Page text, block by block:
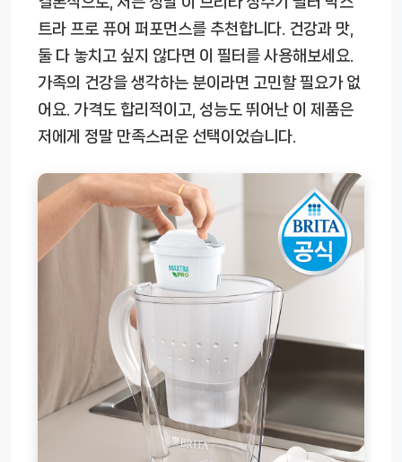
트라 프로 퓨어 퍼포먼스를 추천합니다. 건강과 맛,
둘 다 놓치고 싶지 않다면 이 필터를 사용해보세요.
가족의 건강을 생각하는 분이라면 고민할 필요가 없
어요. 가격도 합리적이고, 성능도 뛰어난 이 제품은
저에게 정말 만족스러운 선택이었습니다.